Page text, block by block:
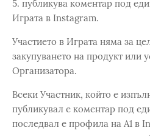
5. публикува коментар под
Играта в Instagram.
Участието в Играта няма за
закупуването на продукт или
Организатора.
Всеки Участник, който е
публикувал е коментар под
последвал е профила на А1 в